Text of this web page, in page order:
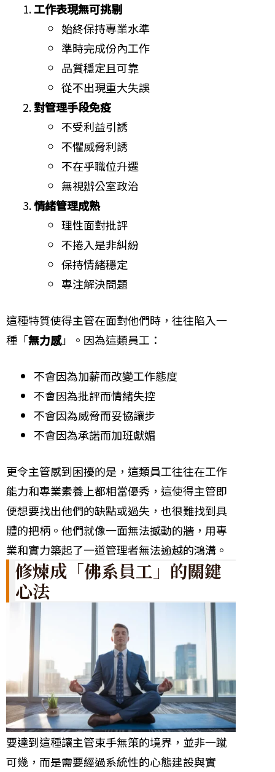
工作表現無可挑剔
始終保持專業水準
準時完成份內工作
品質穩定且可靠
從不出現重大失誤
對管理手段免疫
不受利益引誘
不懼威脅利誘
不在乎職位升遷
無視辦公室政治
情緒管理成熟
理性面對批評
不捲入是非糾紛
保持情緒穩定
專注解決問題
這種特質使得主管在面對他們時，往往陷入一
種「無力感」。因為這類員工：
不會因為加薪而改變工作態度
不會因為批評而情緒失控
不會因為威脅而妥協讓步
不會因為承諾而加班獻媚
更令主管感到困擾的是，這類員工往往在工作
能力和專業素養上都相當優秀，這使得主管即
便想要找出他們的缺點或過失，也很難找到具
體的把柄。他們就像一面無法撼動的牆，用專
業和實力築起了一道管理者無法逾越的鴻溝。
修煉成「佛系員工」的關鍵
心法
要達到這種讓主管束手無策的境界，並非一蹴
可幾，而是需要經過系統性的心態建設與實